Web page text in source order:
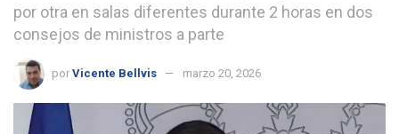
por otra en salas diferentes durante 2 horas en dos
consejos de ministros a parte
por Vicente Bellvis marzo 20, 2026